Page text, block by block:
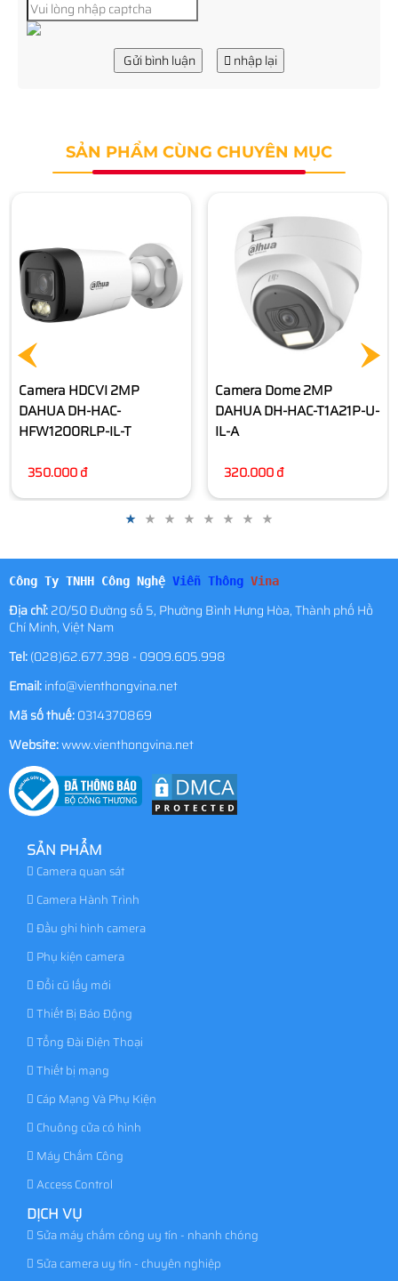
Gửi bình luận nhập lại
SẢN PHẨM CÙNG CHUYÊN MỤC
Camera HDCVI 2MP
DAHUA DH-HAC-
HFW1200RLP-IL-T
350.000 đ
Camera Dome 2MP
DAHUA DH-HAC-T1A21P-U-
IL-A
320.000 đ
Công Ty TNHH Công Nghệ Viễn Thông Vina
Địa chỉ:20/50 Đường số 5, Phường Bình Hưng Hòa, Thành phố Hồ
Chí Minh, Việt Nam
Tel:(028)62.677.398 - 0909.605.998
Email:info@vienthongvina.net
Mã số thuế:0314370869
Website:www.vienthongvina.net
SẢN PHẨM
Camera quan sát
Camera Hành Trình
Đầu ghi hình camera
Phụ kiện camera
Đổi cũ lấy mới
Thiết Bị Báo Động
Tổng Đài Điện Thoại
Thiết bị mạng
Cáp Mạng Và Phụ Kiện
Chuông cửa có hình
Máy Chấm Công
Access Control
DỊCH VỤ
Sửa máy chấm công uy tín - nhanh chóng
Sửa camera uy tín - chuyên nghiệp